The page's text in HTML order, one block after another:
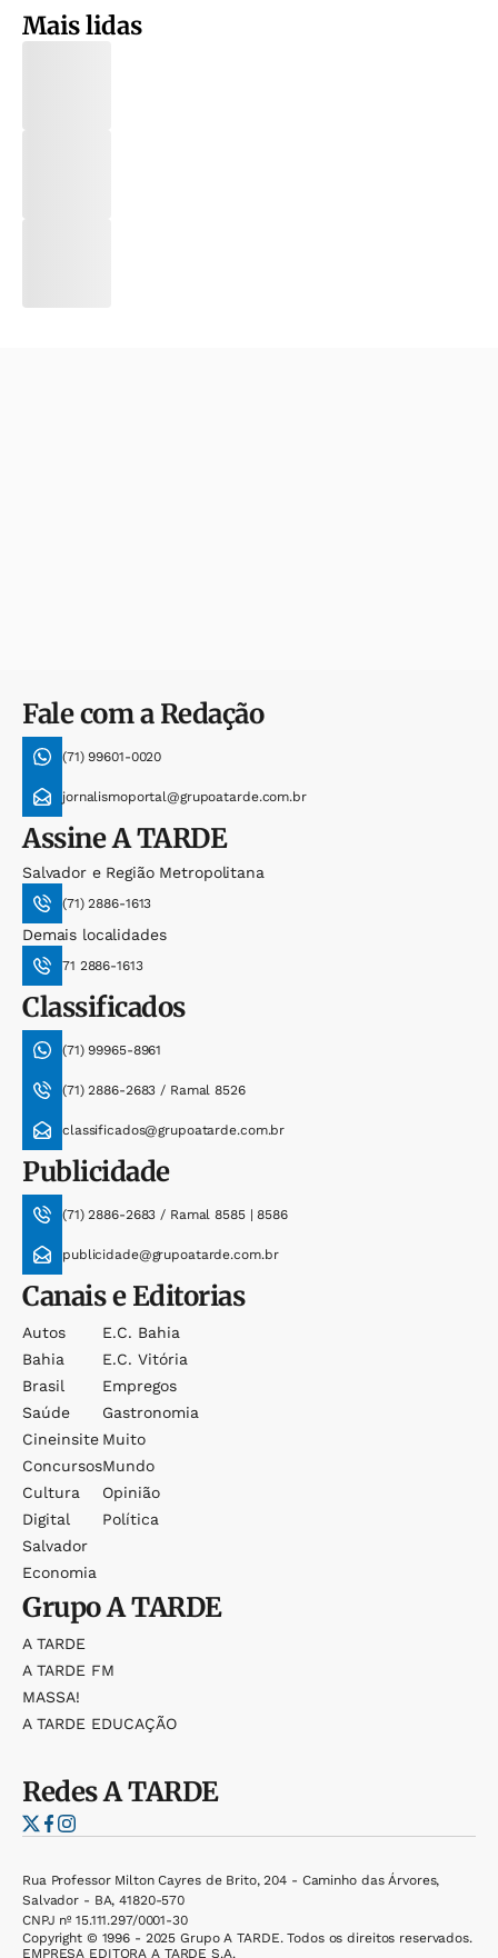
Mais lidas
Fale com a Redação
(71) 99601-0020
jornalismoportal@grupoatarde.com.br
AssineA TARDE
Salvador e Região Metropolitana
(71) 2886-1613
Demais localidades
71 2886-1613
Classificados
(71) 99965-8961
(71) 2886-2683 / Ramal 8526
classificados@grupoatarde.com.br
Publicidade
(71) 2886-2683 / Ramal 8585 | 8586
publicidade@grupoatarde.com.br
Canais e Editorias
Autos
Bahia
Brasil
Saúde
Cineinsite
Concursos
Cultura
Digital
Salvador
Economia
E.c. Bahia
E.c. Vitória
Empregos
Gastronomia
Muito
Mundo
Opinião
Política
GrupoA TARDE
A TARDE
A TARDE FM
MASSA!
A TARDE EDUCAÇÃO
RedesA TARDE
Rua Professor Milton Cayres de Brito, 204 - Caminho das Árvores,
Salvador - BA, 41820-570
CNPJ nº 15.111.297/0001-30
Copyright © 1996 - 2025 Grupo A TARDE. Todos os direitos reservados.
EMPRESA EDITORA A TARDE S.A.